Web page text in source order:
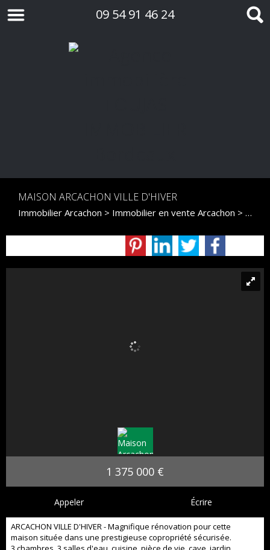
09 54 91 46 24
MAISON ARCACHON VILLE D'HIVER
Immobilier Arcachon > Immobilier en vente Arcachon >
1 375 000 €
Appeler Écrire
ARCACHON VILLE D'HIVER - Magnifique rénovation pour cette
maison située dans une prestigieuse copropriété sécurisée.